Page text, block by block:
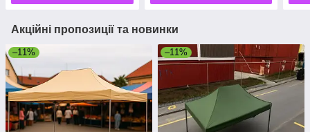
Акційні пропозиції та новинки
–11% –11%